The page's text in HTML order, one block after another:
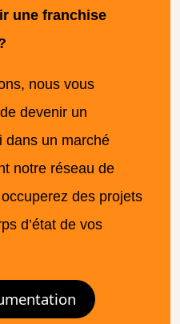
une franchise
nous vous
devenir un
dans un marché
notre réseau de
des projets
d’état de vos